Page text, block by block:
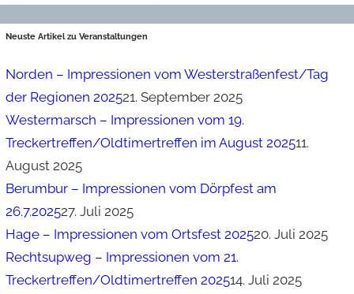
Neuste Artikel zu Veranstaltungen
Norden – Impressionen vom Westerstraßenfest/Tag
der Regionen 202521. September 2025
Westermarsch – Impressionen vom 19.
Treckertreffen/Oldtimertreffen im August 202511.
August 2025
Berumbur – Impressionen vom Dörpfest am
26.7.202527. Juli 2025
Hage – Impressionen vom Ortsfest 202520. Juli 2025
Rechtsupweg – Impressionen vom 21.
Treckertreffen/Oldtimertreffen 202514. Juli 2025